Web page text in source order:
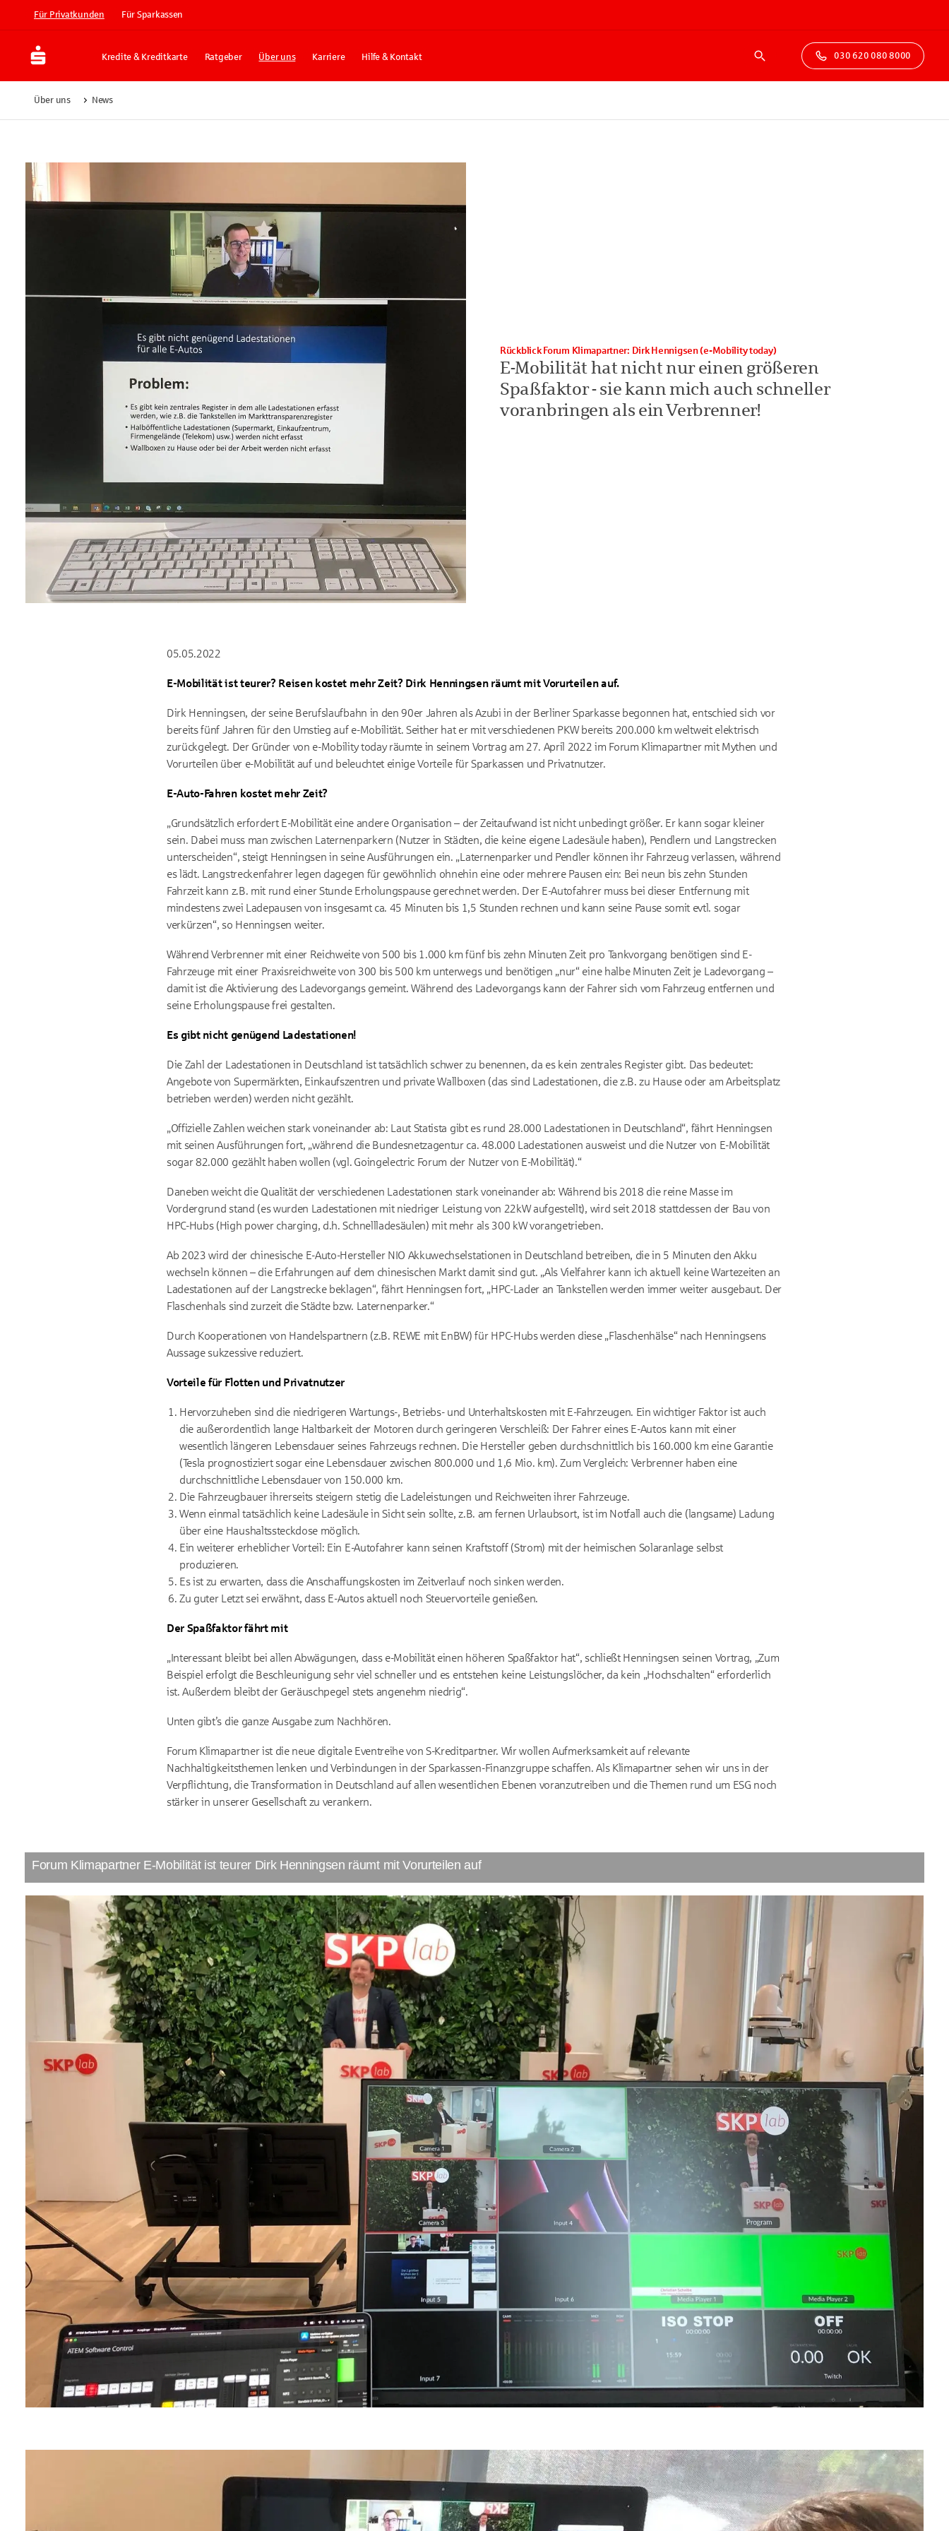
Für Privatkunden Für Sparkassen
Kredite & Kreditkarte Ratgeber Über uns Karriere Hilfe & Kontakt
Suche
030 620 080 8000
Über uns News
E-Mobilität hat nicht nur einen größeren
Spaßfaktor - sie kann mich auch schneller
voranbringen als ein Verbrenner!
Rückblick Forum Klimapartner: Dirk Hennigsen (e-Mobility today)
05.05.2022
E-Mobilität ist teurer? Reisen kostet mehr Zeit? Dirk Henningsen räumt mit Vorurteilen auf.
Dirk Henningsen, der seine Berufslaufbahn in den 90er Jahren als Azubi in der Berliner Sparkasse begonnen hat, entschied sich vor
bereits fünf Jahren für den Umstieg auf e-Mobilität. Seither hat er mit verschiedenen PKW bereits 200.000 km weltweit elektrisch
zurückgelegt. Der Gründer von e-Mobility today räumte in seinem Vortrag am 27. April 2022 im Forum Klimapartner mit Mythen und
Vorurteilen über e-Mobilität auf und beleuchtet einige Vorteile für Sparkassen und Privatnutzer.
E-Auto-Fahren kostet mehr Zeit?
„Grundsätzlich erfordert E-Mobilität eine andere Organisation – der Zeitaufwand ist nicht unbedingt größer. Er kann sogar kleiner
sein. Dabei muss man zwischen Laternenparkern (Nutzer in Städten, die keine eigene Ladesäule haben), Pendlern und Langstrecken
unterscheiden“, steigt Henningsen in seine Ausführungen ein. „Laternenparker und Pendler können ihr Fahrzeug verlassen, während
es lädt. Langstreckenfahrer legen dagegen für gewöhnlich ohnehin eine oder mehrere Pausen ein: Bei neun bis zehn Stunden
Fahrzeit kann z.B. mit rund einer Stunde Erholungspause gerechnet werden. Der E-Autofahrer muss bei dieser Entfernung mit
mindestens zwei Ladepausen von insgesamt ca. 45 Minuten bis 1,5 Stunden rechnen und kann seine Pause somit evtl. sogar
verkürzen“, so Henningsen weiter.
Während Verbrenner mit einer Reichweite von 500 bis 1.000 km fünf bis zehn Minuten Zeit pro Tankvorgang benötigen sind E-
Fahrzeuge mit einer Praxisreichweite von 300 bis 500 km unterwegs und benötigen „nur“ eine halbe Minuten Zeit je Ladevorgang –
damit ist die Aktivierung des Ladevorgangs gemeint. Während des Ladevorgangs kann der Fahrer sich vom Fahrzeug entfernen und
seine Erholungspause frei gestalten.
Es gibt nicht genügend Ladestationen!
Die Zahl der Ladestationen in Deutschland ist tatsächlich schwer zu benennen, da es kein zentrales Register gibt. Das bedeutet:
Angebote von Supermärkten, Einkaufszentren und private Wallboxen (das sind Ladestationen, die z.B. zu Hause oder am Arbeitsplatz
betrieben werden) werden nicht gezählt.
„Offizielle Zahlen weichen stark voneinander ab: Laut Statista gibt es rund 28.000 Ladestationen in Deutschland“, fährt Henningsen
mit seinen Ausführungen fort, „während die Bundesnetzagentur ca. 48.000 Ladestationen ausweist und die Nutzer von E-Mobilität
sogar 82.000 gezählt haben wollen (vgl. Goingelectric Forum der Nutzer von E-Mobilität).“
Daneben weicht die Qualität der verschiedenen Ladestationen stark voneinander ab: Während bis 2018 die reine Masse im
Vordergrund stand (es wurden Ladestationen mit niedriger Leistung von 22kW aufgestellt), wird seit 2018 stattdessen der Bau von
HPC-Hubs (High power charging, d.h. Schnellladesäulen) mit mehr als 300 kW vorangetrieben.
Ab 2023 wird der chinesische E-Auto-Hersteller NIO Akkuwechselstationen in Deutschland betreiben, die in 5 Minuten den Akku
wechseln können – die Erfahrungen auf dem chinesischen Markt damit sind gut. „Als Vielfahrer kann ich aktuell keine Wartezeiten an
Ladestationen auf der Langstrecke beklagen“, fährt Henningsen fort, „HPC-Lader an Tankstellen werden immer weiter ausgebaut. Der
Flaschenhals sind zurzeit die Städte bzw. Laternenparker.“
Durch Kooperationen von Handelspartnern (z.B. REWE mit EnBW) für HPC-Hubs werden diese „Flaschenhälse“ nach Henningsens
Aussage sukzessive reduziert.
Vorteile für Flotten und Privatnutzer
Hervorzuheben sind die niedrigeren Wartungs-, Betriebs- und Unterhaltskosten mit E-Fahrzeugen. Ein wichtiger Faktor ist auch
die außerordentlich lange Haltbarkeit der Motoren durch geringeren Verschleiß: Der Fahrer eines E-Autos kann mit einer
wesentlich längeren Lebensdauer seines Fahrzeugs rechnen. Die Hersteller geben durchschnittlich bis 160.000 km eine Garantie
(Tesla prognostiziert sogar eine Lebensdauer zwischen 800.000 und 1,6 Mio. km). Zum Vergleich: Verbrenner haben eine
durchschnittliche Lebensdauer von 150.000 km.
Die Fahrzeugbauer ihrerseits steigern stetig die Ladeleistungen und Reichweiten ihrer Fahrzeuge.
Wenn einmal tatsächlich keine Ladesäule in Sicht sein sollte, z.B. am fernen Urlaubsort, ist im Notfall auch die (langsame) Ladung
über eine Haushaltssteckdose möglich.
Ein weiterer erheblicher Vorteil: Ein E-Autofahrer kann seinen Kraftstoff (Strom) mit der heimischen Solaranlage selbst
produzieren.
Es ist zu erwarten, dass die Anschaffungskosten im Zeitverlauf noch sinken werden.
Zu guter Letzt sei erwähnt, dass E-Autos aktuell noch Steuervorteile genießen.
Der Spaßfaktor fährt mit
„Interessant bleibt bei allen Abwägungen, dass e-Mobilität einen höheren Spaßfaktor hat“, schließt Henningsen seinen Vortrag, „Zum
Beispiel erfolgt die Beschleunigung sehr viel schneller und es entstehen keine Leistungslöcher, da kein „Hochschalten“ erforderlich
ist. Außerdem bleibt der Geräuschpegel stets angenehm niedrig“.
Unten gibt’s die ganze Ausgabe zum Nachhören.
Forum Klimapartner ist die neue digitale Eventreihe von S-Kreditpartner. Wir wollen Aufmerksamkeit auf relevante
Nachhaltigkeitsthemen lenken und Verbindungen in der Sparkassen-Finanzgruppe schaffen. Als Klimapartner sehen wir uns in der
Verpflichtung, die Transformation in Deutschland auf allen wesentlichen Ebenen voranzutreiben und die Themen rund um ESG noch
stärker in unserer Gesellschaft zu verankern.
Forum Klimapartner E-Mobilität ist teurer Dirk Henningsen räumt mit Vorurteilen auf